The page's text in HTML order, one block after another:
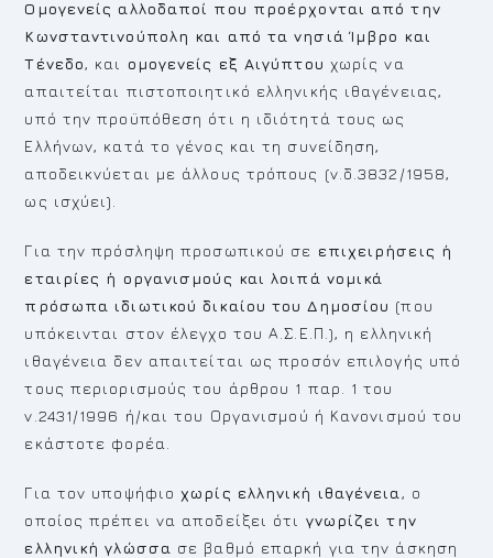
Ομογενείς αλλοδαποί που προέρχονται από την
Κωνσταντινούπολη και από τα νησιά Ίμβρο και
Τένεδο, και ομογενείς εξ Αιγύπτου χωρίς να
απαιτείται πιστοποιητικό ελληνικής ιθαγένειας,
υπό την προϋπόθεση ότι η ιδιότητά τους ως
Ελλήνων, κατά το γένος και τη συνείδηση,
αποδεικνύεται με άλλους τρόπους (ν.δ.3832/1958,
ως ισχύει).
Για την πρόσληψη προσωπικού σε επιχειρήσεις ή
εταιρίες ή οργανισμούς και λοιπά νομικά
πρόσωπα ιδιωτικού δικαίου του Δημοσίου (που
υπόκεινται στον έλεγχο του Α.Σ.Ε.Π.), η ελληνική
ιθαγένεια δεν απαιτείται ως προσόν επιλογής υπό
τους περιορισμούς του άρθρου 1 παρ. 1 του
ν.2431/1996 ή/και του Οργανισμού ή Κανονισμού του
εκάστοτε φορέα.
Για τον υποψήφιοχωρίς ελληνική ιθαγένεια, ο
οποίος πρέπει να αποδείξει ότι γνωρίζει την
ελληνική γλώσσα σε βαθμό επαρκή για την άσκηση